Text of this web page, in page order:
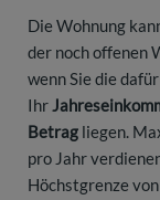
Die Wohnung
der noch offenen
wenn Sie die
Ihr
Betrag liegen.
pro Jahr
Höchstgrenze